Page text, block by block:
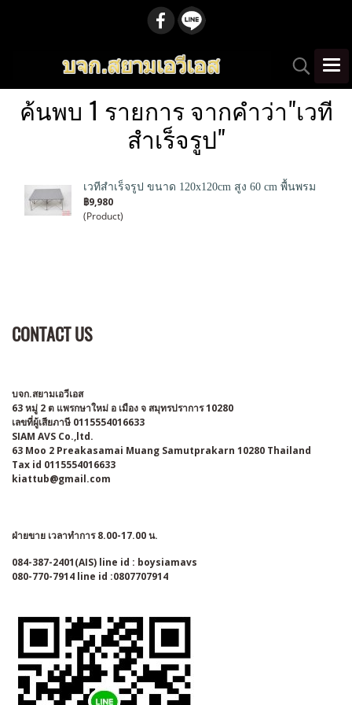
ค้นพบ 1 รายการ จากคำว่า"เวที
สำเร็จรูป"
เวทีสำเร็จรูป ขนาด 120x120cm สูง 60 cm พื้นพรม
฿9,980
(Product)
CONTACT US
บจก.สยามเอวีเอส
63 หมู่ 2 ต แพรกษาใหม่ อ เมือง จ สมุทรปราการ 10280
เลขที่ผู้เสียภาษี 0115554016633
SIAM AVS Co.,ltd.
63 Moo 2 Preakasamai Muang Samutprakarn 10280 Thailand
Tax id 0115554016633
kiattub@gmail.com
ฝ่ายขาย เวลาทำการ 8.00-17.00 น.
084-387-2401(AIS) line id : boysiamavs
080-770-7914 line id :0807707914